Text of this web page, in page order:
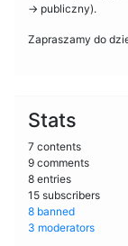
-> publiczny).
Zapraszamy do
Stats
7 contents
9 comments
8 entries
15 subscribers
8 banned
3 moderators